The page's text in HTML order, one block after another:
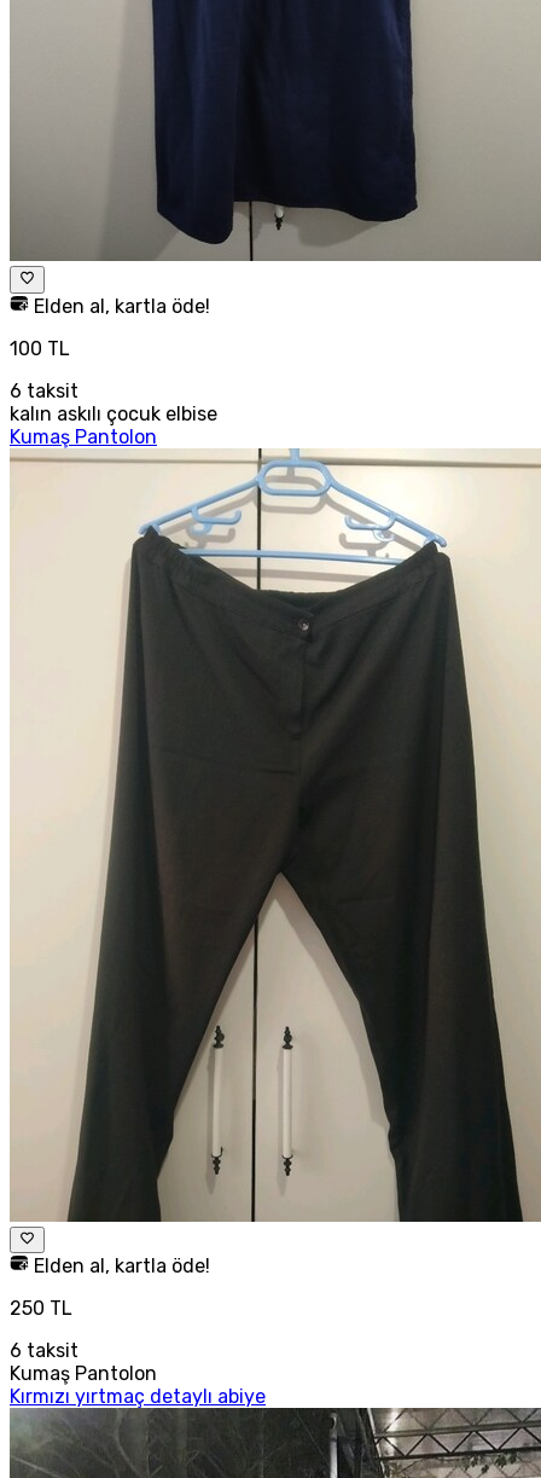
Elden al, kartla öde!
100 TL
6 taksit
kalın askılı çocuk elbise
Kumaş Pantolon
Elden al, kartla öde!
250 TL
6 taksit
Kumaş Pantolon
Kırmızı yırtmaç detaylı abiye